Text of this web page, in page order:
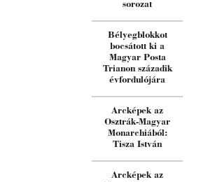
sorozat
Bélyegblokkot
bocsátott ki a
Magyar Posta
Trianon századik
évfordulójára
Arcképek az
Osztrák-Magyar
Monarchiából:
Tisza István
Arcképek az